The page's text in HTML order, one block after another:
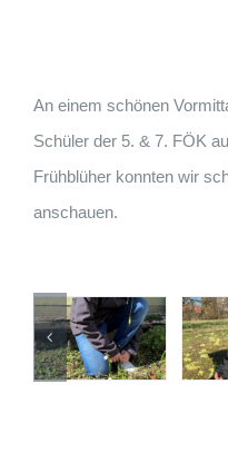
An einem schönen
Schüler der 5. & 7. FÖK
Frühblüher konnten wir
anschauen.